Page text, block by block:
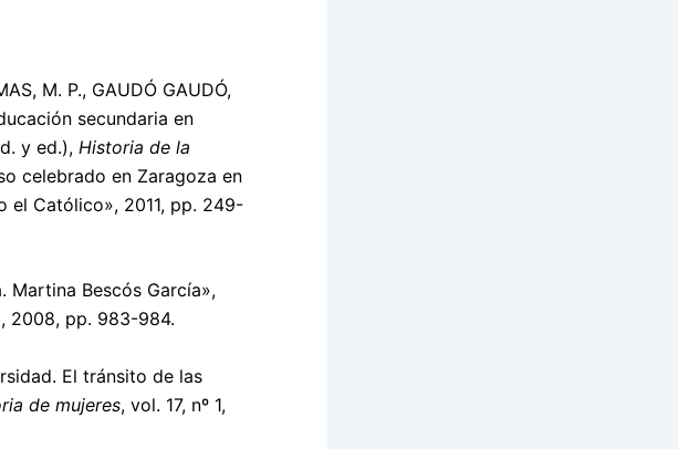
M. P., GAUDÓ GAUDÓ,
secundaria en
y ed.), Historia de la
celebrado en Zaragoza en
el Católico», 2011, pp. 249-
Martina Bescós García»,
2008, pp. 983-984.
El tránsito de las
de mujeres, vol. 17, nº 1,